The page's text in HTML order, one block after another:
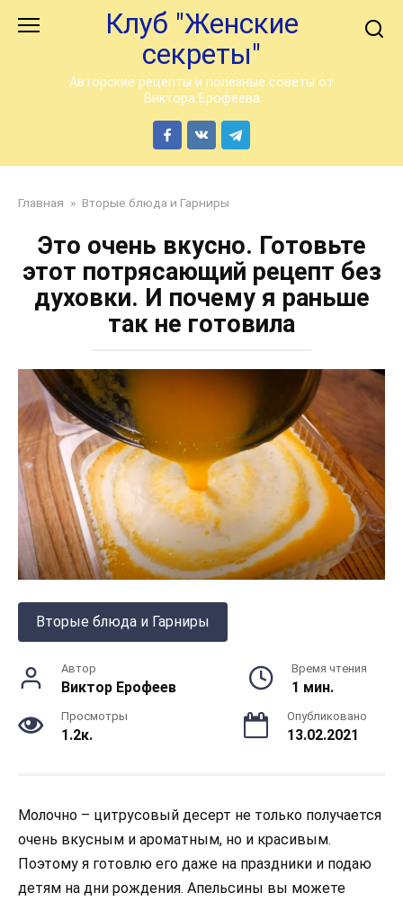
Клуб "Женские
секреты"
Авторские рецепты и полезные советы от
Виктора Ерофеева
Главная » Вторые блюда и Гарниры
Это очень вкусно. Готовьте
этот потрясающий рецепт без
духовки. И почему я раньше
так не готовила
Вторые блюда и Гарниры
Автор
Виктор Ерофеев
Время чтения
1 мин.
Просмотры
1.2к.
Опубликовано
13.02.2021
Молочно – цитрусовый десерт не только получается
очень вкусным и ароматным, но и красивым.
Поэтому я готовлю его даже на праздники и подаю
детям на дни рождения. Апельсины вы можете